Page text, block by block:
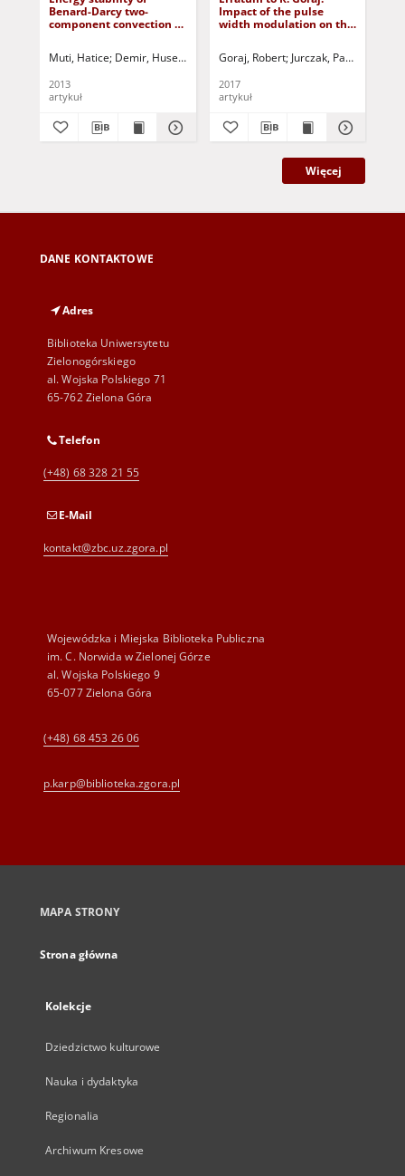
Benard-Darcy two-
component convection of
Muti, Hatice Demir, Huseyin Siddheshwar, Pradeep G. Jurczak,
2013
artykuł
Impact of the pulse
width modulation on the
solenoid valve (DOI:
Goraj, Robert Jurczak, Paweł - red.
2017
artykuł
Więcej
DANE KONTAKTOWE
Adres
Biblioteka Uniwersytetu
Zielonogórskiego
al. Wojska Polskiego 71
65-762 Zielona Góra
Telefon
(+48) 68 328 21 55
E-Mail
kontakt@zbc.uz.zgora.pl
Wojewódzka i Miejska Biblioteka Publiczna
im. C. Norwida w Zielonej Górze
al. Wojska Polskiego 9
65-077 Zielona Góra
(+48) 68 453 26 06
p.karp@biblioteka.zgora.pl
MAPA STRONY
Strona główna
Kolekcje
Dziedzictwo kulturowe
Nauka i dydaktyka
Regionalia
Archiwum Kresowe